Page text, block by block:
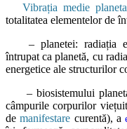
Vibrația medie
totalitatea elementelor de
– planetei: radiația
întrupat ca planetă, cu
energetice ale structurilor
– biosistemului
câmpurile corpurilor
demanifestare curentă), a